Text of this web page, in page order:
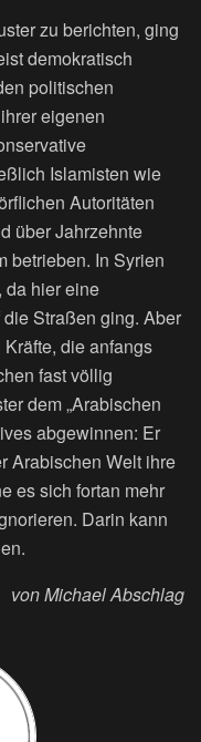
zu berichten, ging
demokratisch
politischen
eigenen
Islamisten wie
Autoritäten
über Jahrzehnte
betrieben. In Syrien
da hier eine
Straßen ging. Aber
die anfangs
fast völlig
dem „Arabischen
abgewinnen: Er
Arabischen Welt ihre
es sich fortan mehr
Darin kann
von Michael Abschlag